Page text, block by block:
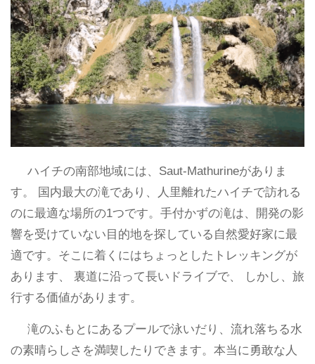
ハイチの南部地域には、Saut-Mathurineがありま
す。 国内最大の滝であり、人里離れたハイチで訪れる
のに最適な場所の1つです。手付かずの滝は、開発の影
響を受けていない目的地を探している自然愛好家に最
適です。そこに着くにはちょっとしたトレッキングが
あります、 裏道に沿って長いドライブで、 しかし、旅
行する価値があります。
滝のふもとにあるプールで泳いだり、流れ落ちる水
の素晴らしさを満喫したりできます。本当に勇敢な人